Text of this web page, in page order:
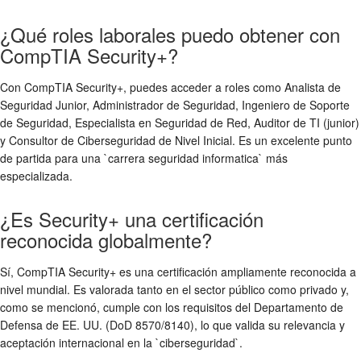
¿Qué roles laborales puedo obtener con
CompTIA Security+?
Con CompTIA Security+, puedes acceder a roles como Analista de
Seguridad Junior, Administrador de Seguridad, Ingeniero de Soporte
de Seguridad, Especialista en Seguridad de Red, Auditor de TI (junior)
y Consultor de Ciberseguridad de Nivel Inicial. Es un excelente punto
de partida para una `carrera seguridad informatica` más
especializada.
¿Es Security+ una certificación
reconocida globalmente?
Sí, CompTIA Security+ es una certificación ampliamente reconocida a
nivel mundial. Es valorada tanto en el sector público como privado y,
como se mencionó, cumple con los requisitos del Departamento de
Defensa de EE. UU. (DoD 8570/8140), lo que valida su relevancia y
aceptación internacional en la `ciberseguridad`.